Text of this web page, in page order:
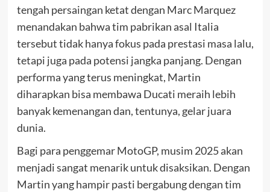
tengah persaingan ketat dengan Marc Marquez
menandakan bahwa tim pabrikan asal Italia
tersebut tidak hanya fokus pada prestasi masa lalu,
tetapi juga pada potensi jangka panjang. Dengan
performa yang terus meningkat, Martin
diharapkan bisa membawa Ducati meraih lebih
banyak kemenangan dan, tentunya, gelar juara
dunia.
Bagi para penggemar MotoGP, musim 2025 akan
menjadi sangat menarik untuk disaksikan. Dengan
Martin yang hampir pasti bergabung dengan tim